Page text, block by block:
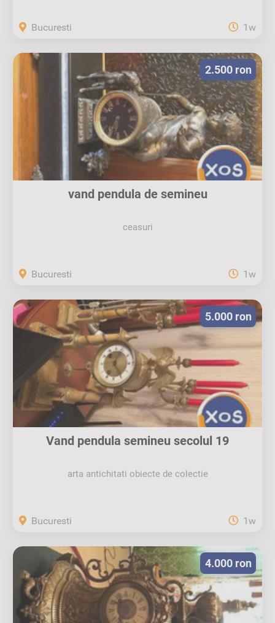
Bucuresti 1w
vand pendula de semineu
ceasuri
2.500 ron
Bucuresti 1w
Vand pendula semineu secolul 19
arta antichitati obiecte de colectie
5.000 ron
Bucuresti 1w
4.000 ron